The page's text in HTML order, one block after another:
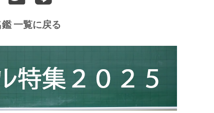
一覧に戻る